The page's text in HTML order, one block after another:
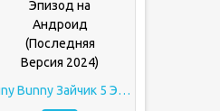
Tiny Bunny Зайчик 5 Эпизод на Андроид (Последняя Версия 2024)